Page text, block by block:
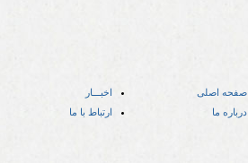
صفحه اصلی
اخبـــار
درباره ما
ارتباط با ما